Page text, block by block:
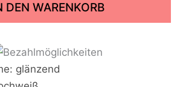
DEN WARENKORB
glänzend